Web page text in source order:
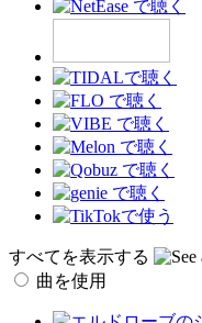
すべてを表示する
曲を使用